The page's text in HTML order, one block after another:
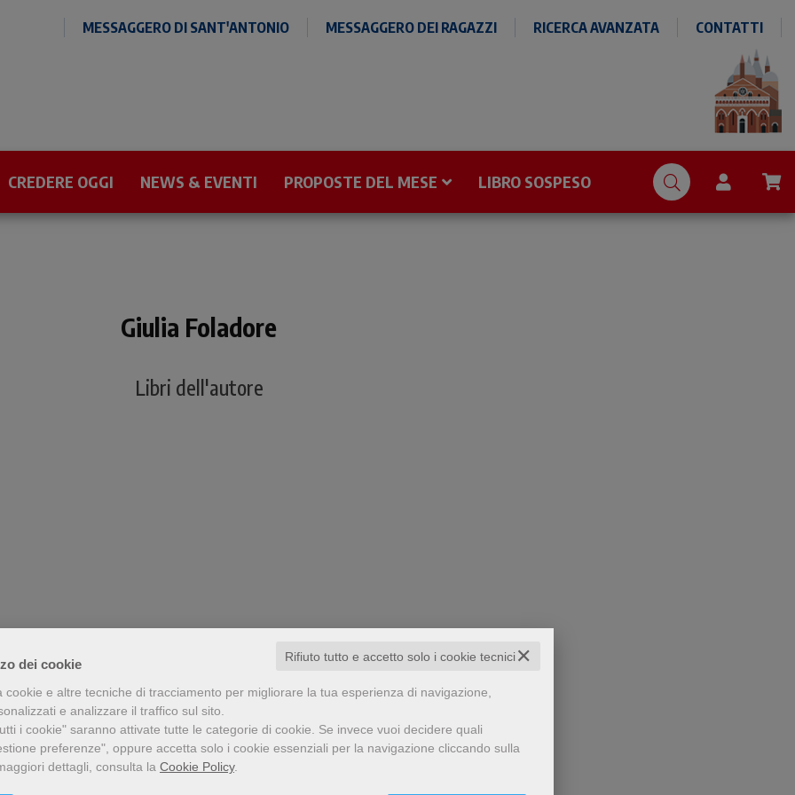
dei cookie ✕
Rifiuto tutto e accetto solo i cookie tecnici
cookie e altre tecniche di tracciamento per migliorare la tua esperienza di navigazione,
e analizzare il traffico sul sito.
i cookie" saranno attivate tutte le categorie di cookie. Se invece vuoi decidere quali
preferenze", oppure accetta solo i cookie essenziali per la navigazione cliccando sulla
dettagli, consulta la Cookie Policy.
MESSAGGERO DI SANT'ANTONIO MESSAGGERO DEI RAGAZZI RICERCA AVANZATA CONTATTI
CREDERE OGGI NEWS & EVENTI PROPOSTE DEL MESE LIBRO SOSPESO
Giulia Foladore
Libri dell'autore